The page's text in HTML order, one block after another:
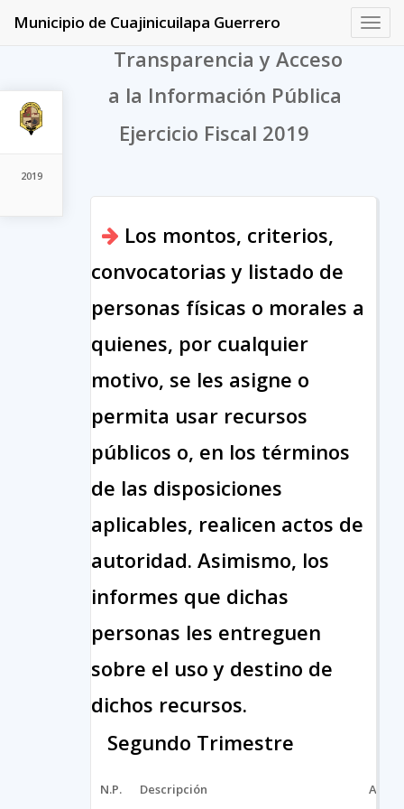
2019
Municipio de Cuajinicuilapa Guerrero
Transparencia y Acceso
a la Información Pública
Ejercicio Fiscal 2019
Los montos, criterios,
convocatorias y listado de
personas físicas o morales a
quienes, por cualquier
motivo, se les asigne o
permita usar recursos
públicos o, en los términos
de las disposiciones
aplicables, realicen actos de
autoridad. Asimismo, los
informes que dichas
personas les entreguen
sobre el uso y destino de
dichos recursos.
Segundo Trimestre
N.P. Descripción